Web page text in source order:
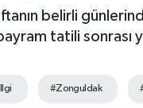
belirli
tatili sonrası
#Zonguldak